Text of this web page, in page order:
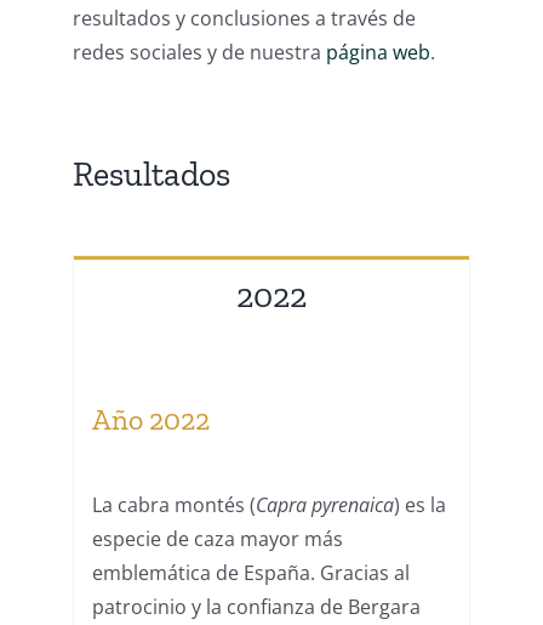
resultados y conclusiones a través de
redes sociales y de nuestra página web.
Resultados
2022
Año 2022
La cabra montés (Capra pyrenaica) es la
especie de caza mayor más
emblemática de España. Gracias al
patrocinio y la confianza de Bergara